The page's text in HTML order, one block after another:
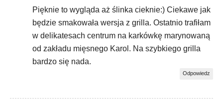
Pięknie to wygląda aż ślinka cieknie:) Ciekawe jak
będzie smakowała wersja z grilla. Ostatnio trafiłam
w delikatesach centrum na karkówkę marynowaną
od zakładu mięsnego Karol. Na szybkiego grilla
bardzo się nada.
Odpowiedz